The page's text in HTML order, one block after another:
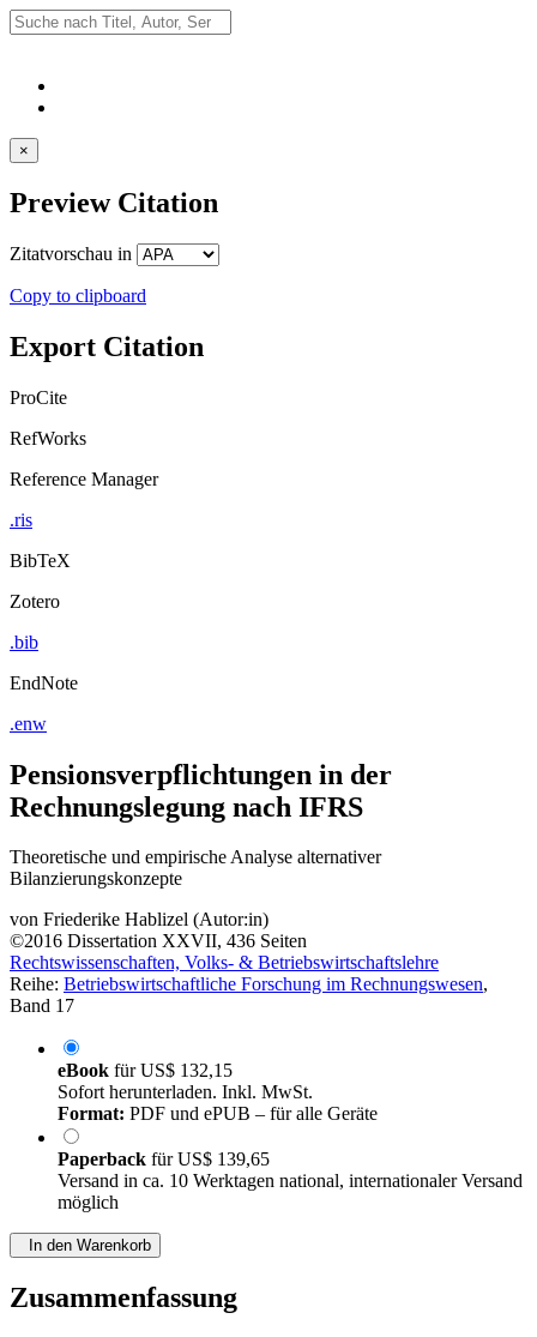
×
Preview Citation
Zitatvorschau in
Copy to clipboard
Export Citation
ProCite
RefWorks
Reference Manager
.ris
BibTeX
Zotero
.bib
EndNote
.enw
Pensionsverpflichtungen in der
Rechnungslegung nach IFRS
Theoretische und empirische Analyse alternativer
Bilanzierungskonzepte
von Friederike Hablizel (Autor:in)
©2016 Dissertation XXVII, 436 Seiten
Rechtswissenschaften, Volks- & Betriebswirtschaftslehre
Reihe: Betriebswirtschaftliche Forschung im Rechnungswesen,
Band 17
eBook fürUS$ 132,15
Sofort herunterladen. Inkl. MwSt.
Format: PDF und ePUB – für alle Geräte
Paperback fürUS$ 139,65
Versand in ca. 10 Werktagen national, internationaler Versand
möglich
In den Warenkorb
Zusammenfassung